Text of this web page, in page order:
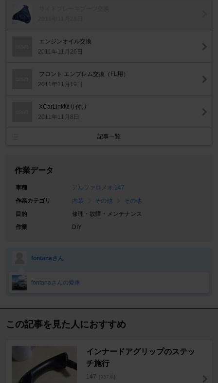
エンジンオイル交換
2011年11月26日
フロント エンブレム交換（FL用）
2011年11月19日
XCarLink取り付け
2011年11月8日
記事一覧
作業データ
車種
アルファロメオ 147
作業カテゴリ
内装 その他
その他
目的
修理・故障・メンテナンス
作業
DIY
fontanaさん
fontanaさんの愛車
この記事を見た人におすすめ
インナードアグリップのステッ
チ施行
147 [937系]